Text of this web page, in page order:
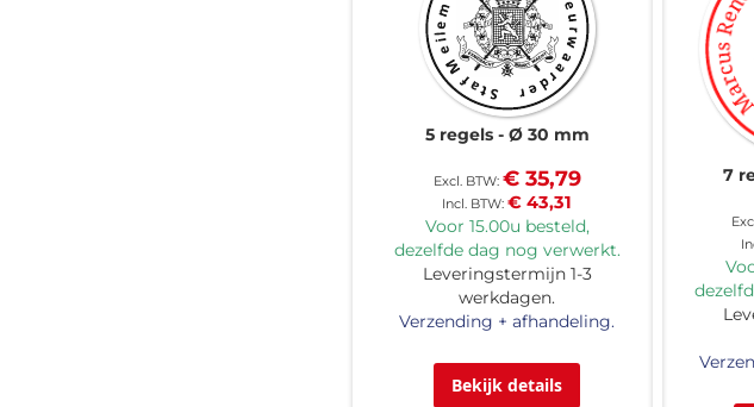
5 regels Ø 30 mm
€ 43,31
€ 35,79
Voor 15.00u besteld,
dezelfde dag nog verwerkt.
Leveringstermijn 1-3
werkdagen.
Verzending + afhandeling.
Bekijk details
7